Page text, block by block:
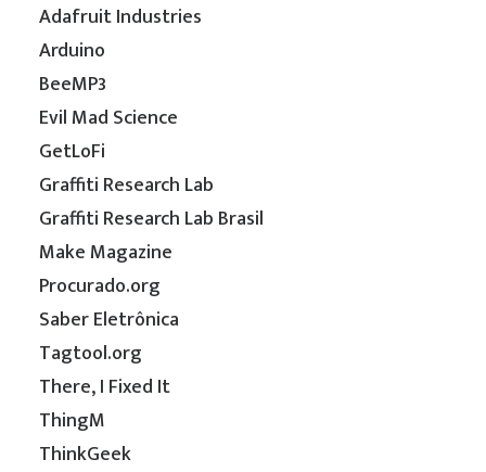
Adafruit Industries
Arduino
BeeMP3
Evil Mad Science
GetLoFi
Graffiti Research Lab
Graffiti Research Lab Brasil
Make Magazine
Procurado.org
Saber Eletrônica
Tagtool.org
There, I Fixed It
ThingM
ThinkGeek